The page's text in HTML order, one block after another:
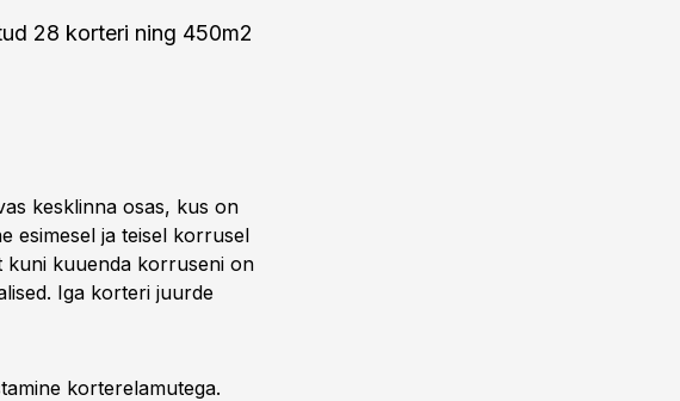
28 korteri ning 450m2
kesklinna osas, kus on
esimesel ja teisel korrusel
kuni kuuenda korruseni on
Iga korteri juurde
korterelamutega.